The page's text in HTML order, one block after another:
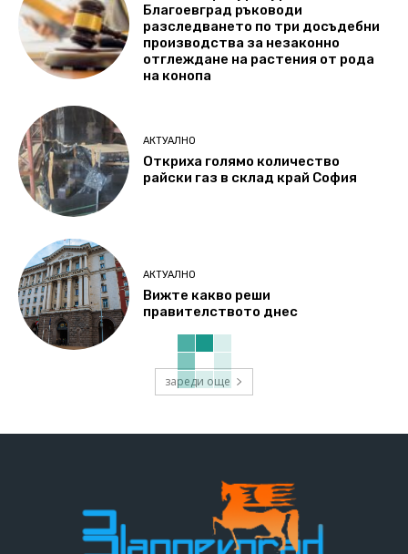
Благоевград ръководи
разследването по три досъдебни
производства за незаконно
отглеждане на растения от рода
на конопа
АКТУАЛНО
Откриха голямо количество
райски газ в склад край София
АКТУАЛНО
Вижте какво реши
правителството днес
зареди още